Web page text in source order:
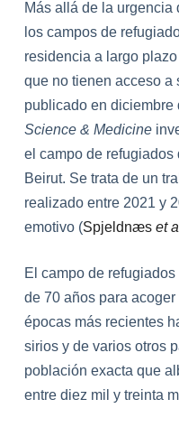
Más allá de la urgencia
los campos de
residencia a largo
que no tienen acceso a
publicado en diciembre
Science & Medicine
el campo de refugiados
Beirut. Se trata de un
realizado entre 2021 y
emotivo (Spjeldnæs et
El campo de refugiados
de 70 años para
épocas más recientes
sirios y de varios otros
población exacta que
entre diez mil y treinta